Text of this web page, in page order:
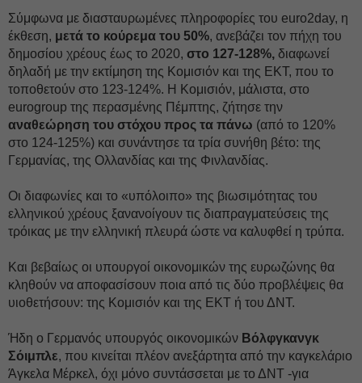
Σύμφωνα με διασταυρωμένες πληροφορίες του euro2day, η
έκθεση, μετά το κούρεμα του 50%, ανεβάζει τον πήχη του
δημοσίου χρέους έως το 2020, στο 127-128%, διαφωνεί
δηλαδή με την εκτίμηση της Κομισιόν και της ΕΚΤ, που το
τοποθετούν στο 123-124%. Η Κομισιόν, μάλιστα, στο
eurogroup της περασμένης Πέμπτης, ζήτησε την
αναθεώρηση του στόχου προς τα πάνω (από το 120%
στο 124-125%) και συνάντησε τα τρία συνήθη βέτο: της
Γερμανίας, της Ολλανδίας και της Φινλανδίας.
Οι διαφωνίες και το «υπόλοιπο» της βιωσιμότητας του
ελληνικού χρέους ξανανοίγουν τις διαπραγματεύσεις της
τρόικας με την ελληνική πλευρά ώστε να καλυφθεί η τρύπα.
Και βεβαίως οι υπουργοί οικονομικών της ευρωζώνης θα
κληθούν να αποφασίσουν ποια από τις δύο προβλέψεις θα
υιοθετήσουν: της Κομισιόν και της ΕΚΤ ή του ΔΝΤ.
Ήδη ο Γερμανός υπουργός οικονομικών Βόλφγκανγκ
Σόιμπλε, που κινείται πλέον ανεξάρτητα από την καγκελάριο
Άγκελα Μέρκελ, όχι μόνο συντάσσεται με το ΔΝΤ -για